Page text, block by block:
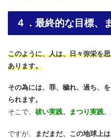
４．最終的な目標、
このように、人は、日々弥栄を
あります。
その為には、罪、穢れ、過ち、
られます。
そこで、 祓い実践、まつり実践
ですが、
まだまだ、この地球上